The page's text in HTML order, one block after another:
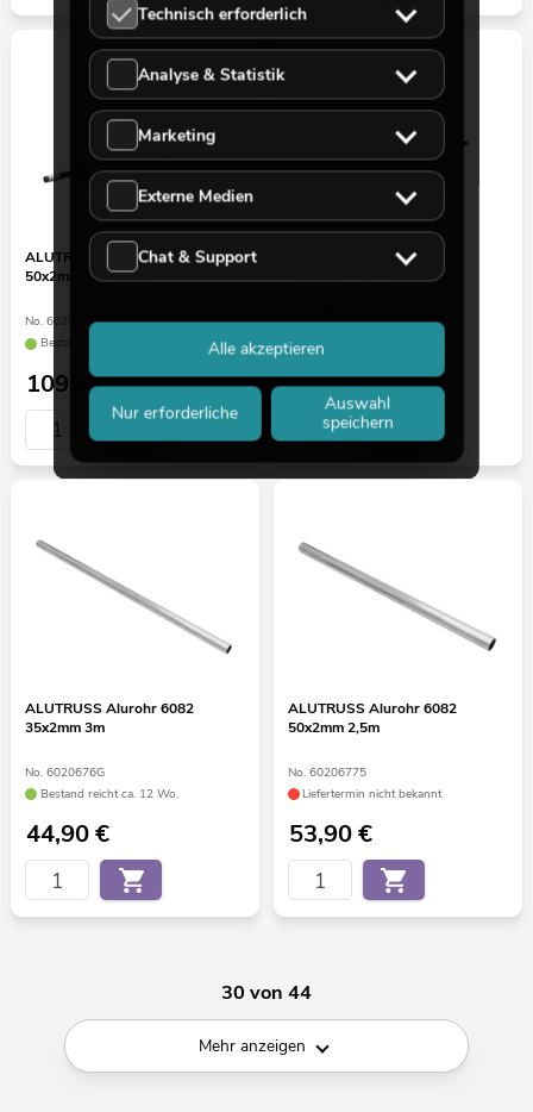
ALUTRUSS Alurohr 6082
50x2mm 3m schwarz
No. 6020677J
Bestand reicht ca. 12 Wo.
109,00€
ALUTRUSS Alurohr 6082
50x2mm 1,5m schwarz
No. 6020677G
Bestand reicht ca. 12 Wo.
51,90€
ALUTRUSS Alurohr 6082
35x2mm 3m
No. 6020676G
Bestand reicht ca. 12 Wo.
44,90€
ALUTRUSS Alurohr 6082
50x2mm 2,5m
No. 60206775
Liefertermin nicht bekannt
53,90€
30 von 44
Mehr anzeigen
Technisch erforderlich
Analyse & Statistik
Marketing
Externe Medien
Chat & Support
Nur erforderliche
Auswahl
speichern
Alle akzeptieren